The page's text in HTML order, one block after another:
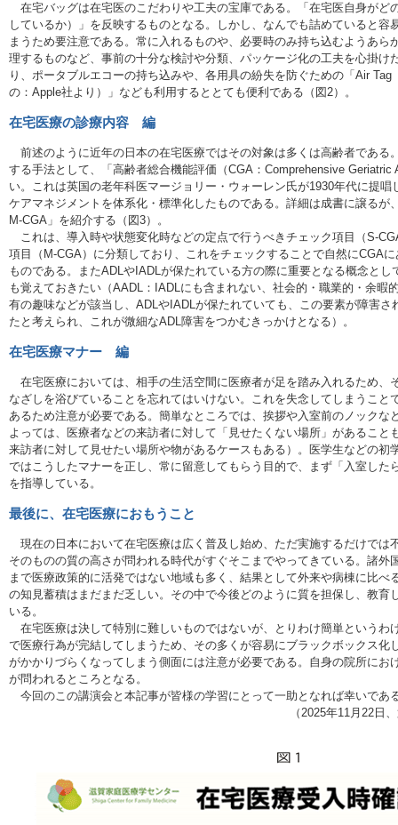
在宅バッグは在宅医のこだわりや工夫の宝庫である。「在宅医自身がど
しているか）」を反映するものとなる。しかし、なんでも詰めていると容
まうため要注意である。常に入れるものや、必要時のみ持ち込むようあら
理するものなど、事前の十分な検討や分類、パッケージ化の工夫を心掛け
り、ポータブルエコーの持ち込みや、各用具の紛失を防ぐための「Air
の：Apple社より）」なども利用するととても便利である（図2）。
在宅医療の診療内容 編
前述のように近年の日本の在宅医療ではその対象は多くは高齢者である
する手法として、「高齢者総合機能評価（CGA：Comprehensive
い。これは英国の老年科医マージョリー・ウォーレン氏が1930年代に提
ケアマネジメントを体系化・標準化したものである。詳細は成書に譲るが
M-CGA」を紹介する（図3）。
これは、導入時や状態変化時などの定点で行うべきチェック項目（S-
項目（M-CGA）に分類しており、これをチェックすることで自然にCGA
ものである。またADLやIADLが保たれている方の際に重要となる概念と
も覚えておきたい（AADL：IADLにも含まれない、社会的・職業的・余暇
有の趣味などが該当し、ADLやIADLが保たれていても、この要素が障害
たと考えられ、これが微細なADL障害をつかむきっかけとなる）。
在宅医療マナー 編
在宅医療においては、相手の生活空間に医療者が足を踏み入れるため、
なざしを浴びていることを忘れてはいけない。これを失念してしまうこと
あるため注意が必要である。簡単なところでは、挨拶や入室前のノックな
よっては、医療者などの来訪者に対して「見せたくない場所」があること
来訪者に対して見せたい場所や物があるケースもある）。医学生などの初
ではこうしたマナーを正し、常に留意してもらう目的で、まず「入室した
を指導している。
最後に、在宅医療におもうこと
現在の日本において在宅医療は広く普及し始め、ただ実施するだけでは
そのものの質の高さが問われる時代がすぐそこまでやってきている。諸外
まで医療政策的に活発ではない地域も多く、結果として外来や病棟に比べ
の知見蓄積はまだまだ乏しい。その中で今後どのように質を担保し、教育
いる。
在宅医療は決して特別に難しいものではないが、とりわけ簡単というわ
で医療行為が完結してしまうため、その多くが容易にブラックボックス化
がかかりづらくなってしまう側面には注意が必要である。自身の院所にお
が問われるところとなる。
今回のこの講演会と本記事が皆様の学習にとって一助となれば幸いであ
（2025年11月22日